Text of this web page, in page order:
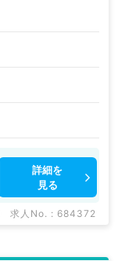
詳細を
見る
求人No. : 684372